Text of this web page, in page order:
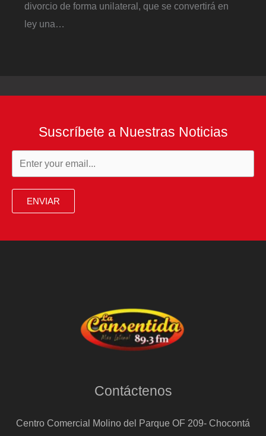
divorcio de forma unilateral, que se convertirá en
ley una…
Suscríbete a Nuestras Noticias
ENVIAR
Contáctenos
Centro Comercial Molino del Parque OF 209- Chocontá